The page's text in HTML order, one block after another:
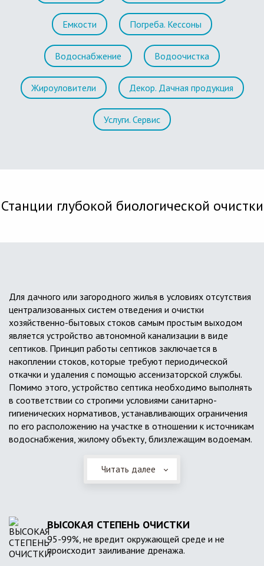
Емкости Погреба. Кессоны
Водоснабжение Водоочистка
Жироуловители Декор. Дачная продукция
Услуги. Сервис
Станции глубокой биологической очистки
Для дачного или загородного жилья в условиях отсутствия
централизованных систем отведения и очистки
хозяйственно-бытовых стоков самым простым выходом
является устройство автономной канализации в виде
септиков. Принцип работы септиков заключается в
накоплении стоков, которые требуют периодической
откачки и удаления с помощью ассенизаторской службы.
Помимо этого, устройство септика необходимо выполнять
в соответствии со строгими условиями санитарно-
гигиенических нормативов, устанавливающих ограничения
по его расположению на участке в отношении к источникам
водоснабжения, жилому объекту, близлежащим водоемам.
Читать далее
ВЫСОКАЯ СТЕПЕНЬ ОЧИСТКИ
95-99%, не вредит окружающей среде и не
происходит заиливание дренажа.